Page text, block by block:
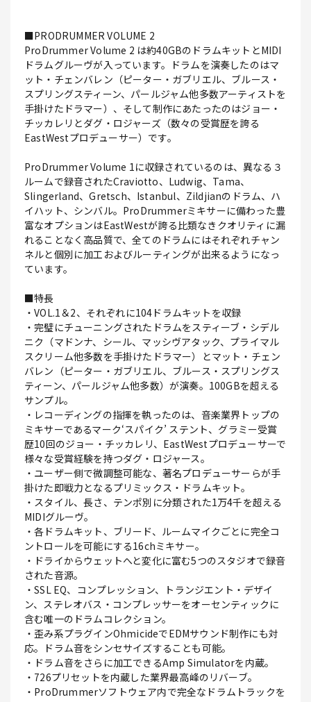
■PRODRUMMER VOLUME 2
ProDrummer Volume 2 は約40GBのドラムキットとMIDI
ドラムグルーヴが入っています。ドラムを演奏したのはマ
ット・チェンバレン（ピーター・ガブリエル、ブルース・
スプリングスティーン、パールジャム他多数アーティストを
手掛けたドラマー）、そして制作にあたったのはジョー・
チッカレリとダグ・ロジャーズ（数々の受賞歴を誇る
EastWestプロデューサー）です。
ProDrummer Volume 1に収録されているのは、異なる３
ルームで録音されたCraviotto、Ludwig、Tama、
Slingerland、Gretsch、Istanbul、Zildjianのドラム、ハ
イハット、シンバル。ProDrummerミキサーに備わった豊
富なオプションはEastWestが誇る比類なきクオリティに漏
れることなく高品質で、全てのドラムにはそれぞれチャン
ネルと個別に加工およびルーティングが出来るようになっ
ています。
■特長
・VOL.1＆2、それぞれに104ドラムキットを収録
・完璧にチューニングされたドラムをスティーブ・シデル
ニク（マドンナ、シール、マッシヴアタック、プライマル
スクリーム他多数を手掛けたドラマー）とマット・チェン
バレン（ピーター・ガブリエル、ブルース・スプリングス
ティーン、パールジャム他多数）が演奏。100GBを超える
サンプル。
・レコーディングの指揮を執ったのは、音楽業界トップの
ミキサーであるマーク‘スパイク’ ステント、グラミー受賞
歴10回のジョー・チッカレリ、EastWestプロデューサーで
様々な受賞経験を持つダグ・ロジャース。
・ユーザー側で微調整可能な、著名プロデューサーらが手
掛けた即戦力となるプリミックス・ドラムキット。
・スタイル、長さ、テンポ別に分類された1万4千を超える
MIDIグルーヴ。
・各ドラムキット、ブリード、ルームマイクごとに完全コ
ントロールを可能にする16chミキサー。
・ドライからウェットへと変化に富む5つのスタジオで録音
された音源。
・SSL EQ、コンプレッション、トランジエント・デザイ
ン、ステレオバス・コンプレッサーをオーセンティックに
含む唯一のドラムコレクション。
・歪み系プラグインOhmicideでEDMサウンド制作にも対
応。ドラム音をシンセサイズすることも可能。
・ドラム音をさらに加工できるAmp Simulatorを内蔵。
・726プリセットを内蔵した業界最高峰のリバーブ。
・ProDrummerソフトウェア内で完全なドラムトラックを